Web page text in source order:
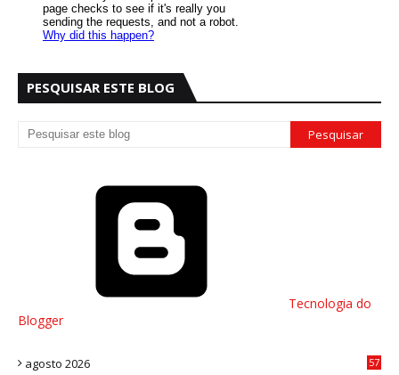
PESQUISAR ESTE BLOG
Tecnologia do
Blogger
agosto 2026 57